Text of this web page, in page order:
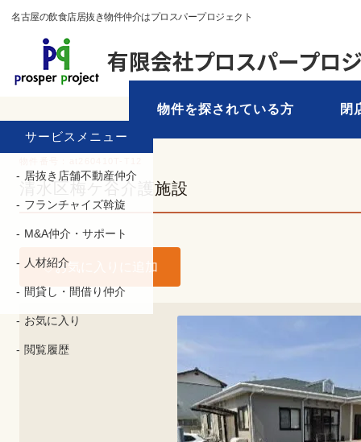
名古屋の飲食店居抜き物件仲介はプロスパープロジェクト
物件を探されている方 閉
TOP 物件を探す
清水区梅ケ谷介護施設
お気に入りに追加
サービスメニュー
居抜き店舗不動産仲介
フランチャイズ斡旋
M&A仲介・サポート
人材紹介
間貸し・間借り仲介
お気に入り
閲覧履歴